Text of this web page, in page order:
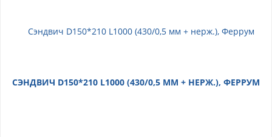
СЭНДВИЧ D150*210 L1000 (430/0,5 ММ + НЕРЖ.), ФЕРРУМ